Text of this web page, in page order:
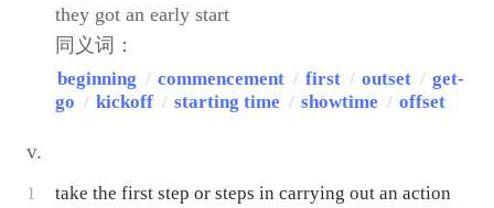
they got an early start
同义词：
beginning / commencement / first / outset / get-
go / kickoff / starting time / showtime / offset
v.
1 take the first step or steps in carrying out an action